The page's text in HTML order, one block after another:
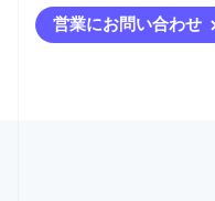
営業にお問い合わせ
アメリカ
EnglishEspañol简体中文